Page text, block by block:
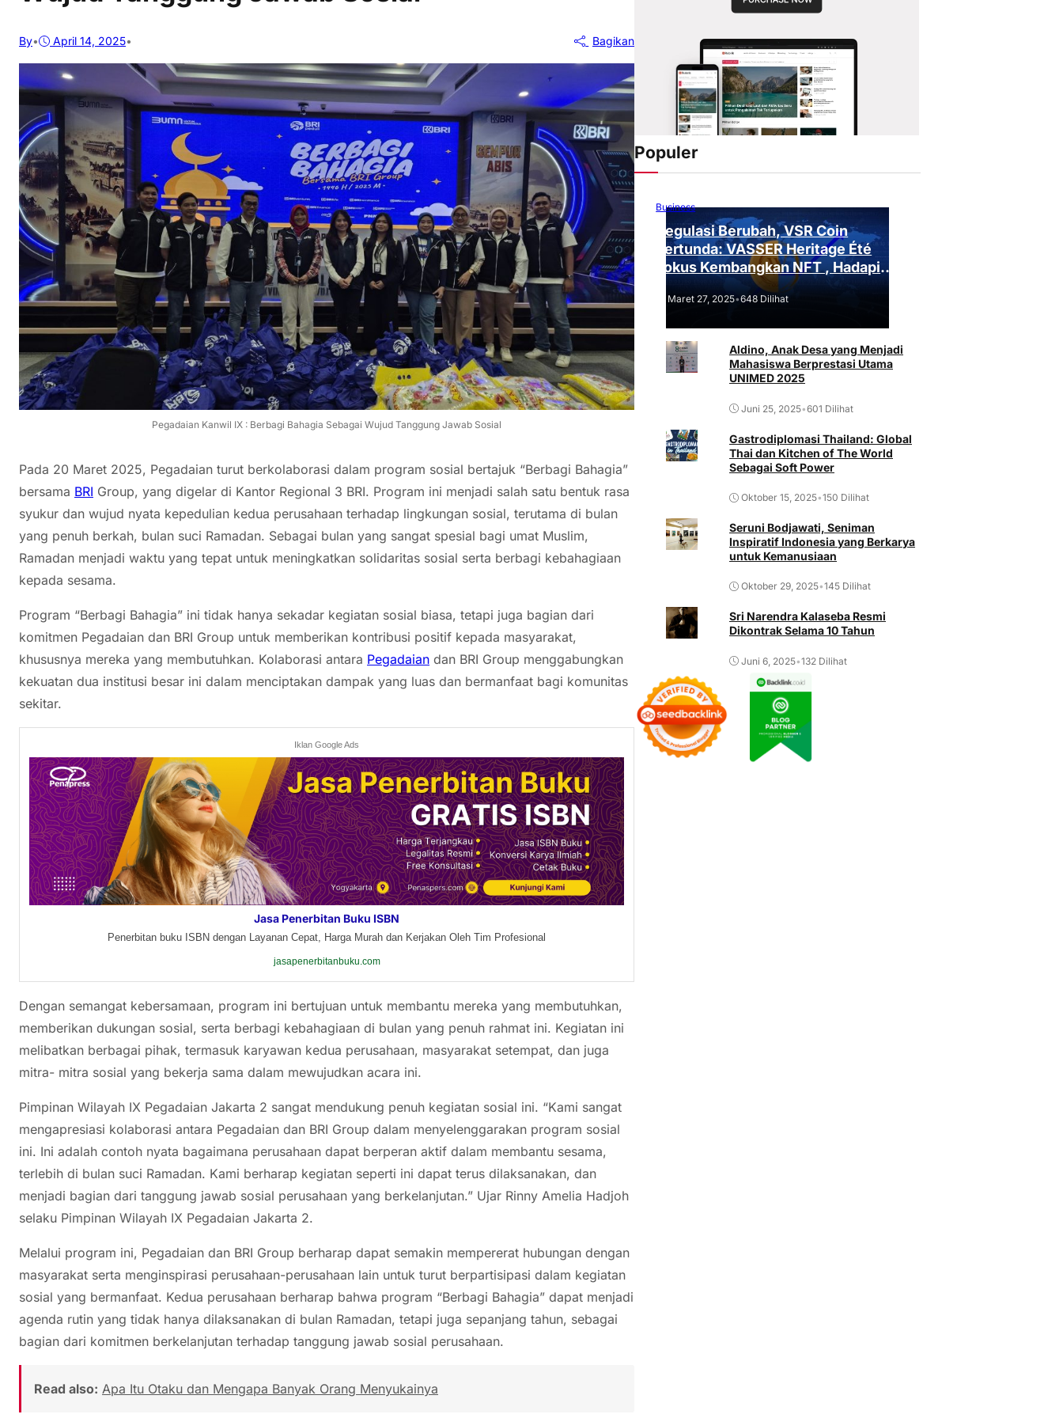
By• April 14, 2025• Bagikan
Pegadaian Kanwil IX : Berbagi Bahagia Sebagai Wujud Tanggung Jawab Sosial
Pada 20 Maret 2025, Pegadaian turut berkolaborasi dalam program sosial bertajuk “Berbagi Bahagia”
bersama BRI Group, yang digelar di Kantor Regional 3 BRI. Program ini menjadi salah satu bentuk rasa
syukur dan wujud nyata kepedulian kedua perusahaan terhadap lingkungan sosial, terutama di bulan
yang penuh berkah, bulan suci Ramadan. Sebagai bulan yang sangat spesial bagi umat Muslim,
Ramadan menjadi waktu yang tepat untuk meningkatkan solidaritas sosial serta berbagi kebahagiaan
kepada sesama.
Program “Berbagi Bahagia” ini tidak hanya sekadar kegiatan sosial biasa, tetapi juga bagian dari
komitmen Pegadaian dan BRI Group untuk memberikan kontribusi positif kepada masyarakat,
khususnya mereka yang membutuhkan. Kolaborasi antara Pegadaian dan BRI Group menggabungkan
kekuatan dua institusi besar ini dalam menciptakan dampak yang luas dan bermanfaat bagi komunitas
sekitar.
Iklan Google Ads
Jasa Penerbitan Buku ISBN
Penerbitan buku ISBN dengan Layanan Cepat, Harga Murah dan Kerjakan Oleh Tim Profesional
jasapenerbitanbuku.com
Dengan semangat kebersamaan, program ini bertujuan untuk membantu mereka yang membutuhkan,
memberikan dukungan sosial, serta berbagi kebahagiaan di bulan yang penuh rahmat ini. Kegiatan ini
melibatkan berbagai pihak, termasuk karyawan kedua perusahaan, masyarakat setempat, dan juga
mitra- mitra sosial yang bekerja sama dalam mewujudkan acara ini.
Pimpinan Wilayah IX Pegadaian Jakarta 2 sangat mendukung penuh kegiatan sosial ini. “Kami sangat
mengapresiasi kolaborasi antara Pegadaian dan BRI Group dalam menyelenggarakan program sosial
ini. Ini adalah contoh nyata bagaimana perusahaan dapat berperan aktif dalam membantu sesama,
terlebih di bulan suci Ramadan. Kami berharap kegiatan seperti ini dapat terus dilaksanakan, dan
menjadi bagian dari tanggung jawab sosial perusahaan yang berkelanjutan.” Ujar Rinny Amelia Hadjoh
selaku Pimpinan Wilayah IX Pegadaian Jakarta 2.
Melalui program ini, Pegadaian dan BRI Group berharap dapat semakin mempererat hubungan dengan
masyarakat serta menginspirasi perusahaan-perusahaan lain untuk turut berpartisipasi dalam kegiatan
sosial yang bermanfaat. Kedua perusahaan berharap bahwa program “Berbagi Bahagia” dapat menjadi
agenda rutin yang tidak hanya dilaksanakan di bulan Ramadan, tetapi juga sepanjang tahun, sebagai
bagian dari komitmen berkelanjutan terhadap tanggung jawab sosial perusahaan.
Read also: Apa Itu Otaku dan Mengapa Banyak Orang Menyukainya
Populer
Business
Regulasi Berubah, VSR Coin
Tertunda: VASSER Heritage Été
Fokus Kembangkan NFT , Hadapi
Tantangan Regulasi!
Maret 27, 2025•648 Dilihat
Aldino, Anak Desa yang Menjadi
Mahasiswa Berprestasi Utama
UNIMED 2025
Juni 25, 2025•601 Dilihat
Gastrodiplomasi Thailand: Global
Thai dan Kitchen of The World
Sebagai Soft Power
Oktober 15, 2025•150 Dilihat
Seruni Bodjawati, Seniman
Inspiratif Indonesia yang Berkarya
untuk Kemanusiaan
Oktober 29, 2025•145 Dilihat
Sri Narendra Kalaseba Resmi
Dikontrak Selama 10 Tahun
Juni 6, 2025•132 Dilihat